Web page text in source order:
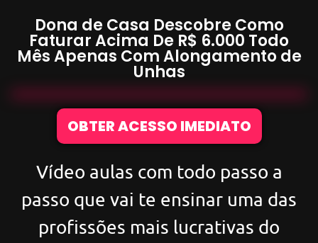
Dona de Casa Descobre Como
Faturar Acima De R$ 6.000 Todo
Mês Apenas ComAlongamento de
Unhas
OBTER ACESSO IMEDIATO
Vídeo aulas com todo passo a
passo que vai te ensinar uma das
profissões mais lucrativas do